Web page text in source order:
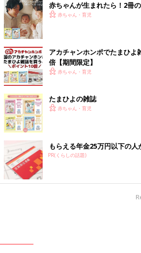
赤ちゃんが生まれたら！2冊の
赤ちゃん・育児
アカチャンホンポでたまひよ
倍【期間限定】
赤ちゃん・育児
たまひよの雑誌
赤ちゃん・育児
もらえる年金25万円以下の人
PR(くらしの話題)